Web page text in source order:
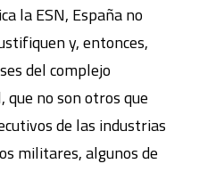
la ESN, España no
y, entonces,
del complejo
no son otros que
de las industrias
militares, algunos de